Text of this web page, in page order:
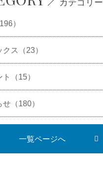
カテゴリー
）
クス（23）
（15）
（180）
一覧ページへ